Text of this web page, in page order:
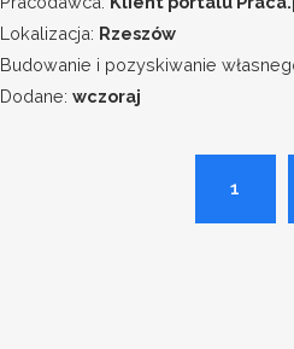
Lokalizacja: Rzeszów
Budowanie i pozyskiwanie
Dodane: wczoraj
1